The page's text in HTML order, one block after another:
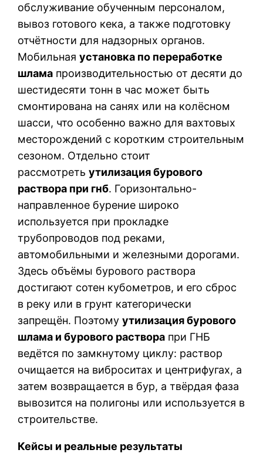
обслуживание обученным персоналом,
вывоз готового кека, а также подготовку
отчётности для надзорных органов.
Мобильнаяустановка по переработке
шлама производительностью от десяти до
шестидесяти тонн в час может быть
смонтирована на санях или на колёсном
шасси, что особенно важно для вахтовых
месторождений с коротким строительным
сезоном. Отдельно стоит
рассмотретьутилизация бурового
раствора при гнб. Горизонтально-
направленное бурение широко
используется при прокладке
трубопроводов под реками,
автомобильными и железными дорогами.
Здесь объёмы бурового раствора
достигают сотен кубометров, и его сброс
в реку или в грунт категорически
запрещён. Поэтомуутилизация бурового
шлама и бурового раствора при ГНБ
ведётся по замкнутому циклу: раствор
очищается на виброситах и центрифугах, а
затем возвращается в бур, а твёрдая фаза
вывозится на полигоны или используется в
строительстве.
Кейсы и реальные результаты